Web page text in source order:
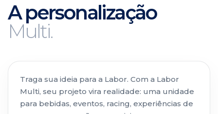
A personalização
Multi.
Traga sua ideia para a Labor. Com a Labor
Multi, seu projeto vira realidade: uma unidade
para bebidas, eventos, racing, experiências de